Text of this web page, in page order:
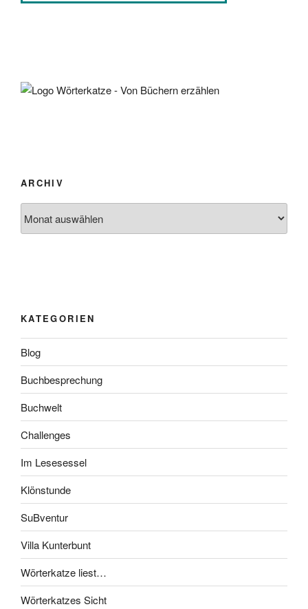
ARCHIV
KATEGORIEN
Blog
Buchbesprechung
Buchwelt
Challenges
Im Lesesessel
Klönstunde
SuBventur
Villa Kunterbunt
Wörterkatze liest…
Wörterkatzes Sicht